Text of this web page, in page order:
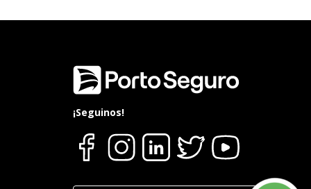
¡Seguinos!